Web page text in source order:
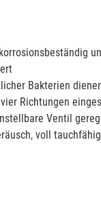
Bakterien
Richtungen
Ventil
voll tauchfähig